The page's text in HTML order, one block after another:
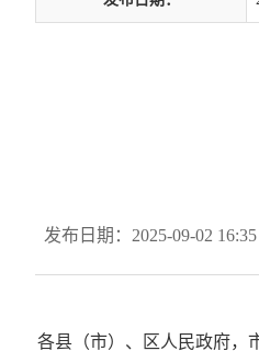
发布日期：2025-09-02 16:35
各县（市）、区人民政府，